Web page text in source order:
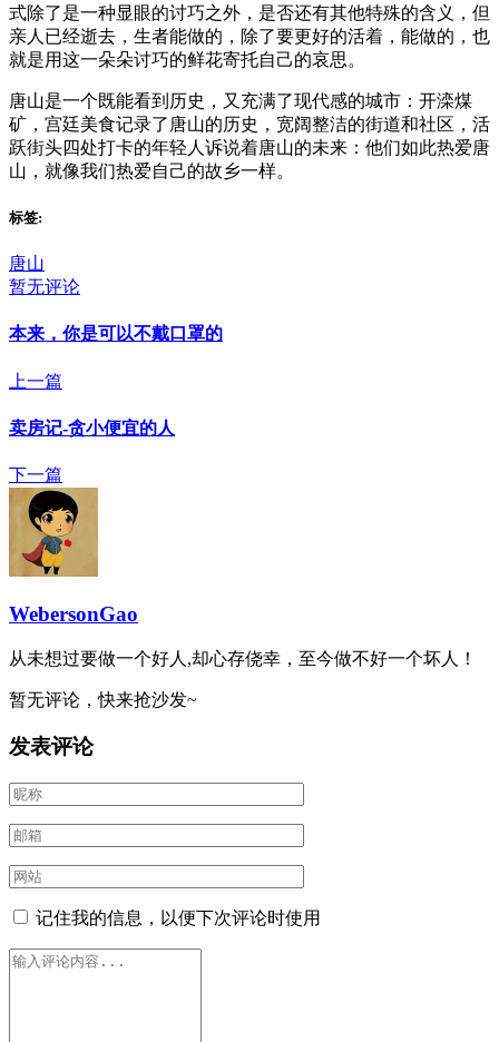
式除了是一种显眼的讨巧之外，是否还有其他特殊的含义，但
亲人已经逝去，生者能做的，除了要更好的活着，能做的，也
就是用这一朵朵讨巧的鲜花寄托自己的哀思。
唐山是一个既能看到历史，又充满了现代感的城市：开滦煤
矿，宫廷美食记录了唐山的历史，宽阔整洁的街道和社区，活
跃街头四处打卡的年轻人诉说着唐山的未来：他们如此热爱唐
山，就像我们热爱自己的故乡一样。
标签:
唐山
暂无评论
本来，你是可以不戴口罩的
上一篇
卖房记-贪小便宜的人
下一篇
WebersonGao
从未想过要做一个好人,却心存侥幸，至今做不好一个坏人！
暂无评论，快来抢沙发~
发表评论
记住我的信息，以便下次评论时使用